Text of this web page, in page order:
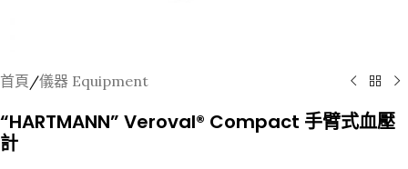
首頁 /儀器 Equipment
“HARTMANN” Veroval® Compact 手臂式血壓
計